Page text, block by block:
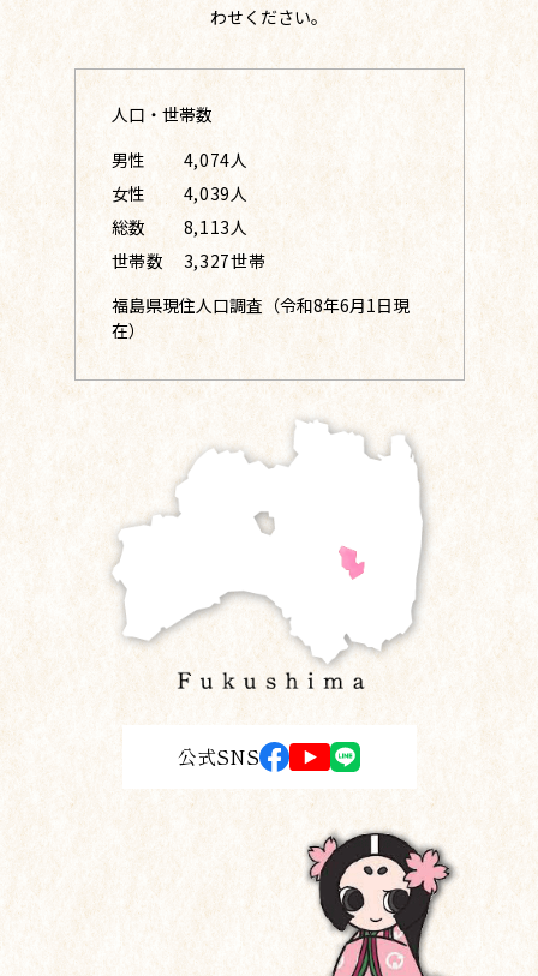
わせください。
人口・世帯数
男性
4,074人
女性
4,039人
総数
8,113人
世帯数
3,327世帯
福島県現住人口調査（令和8年6月1日現
在）
公式SNS